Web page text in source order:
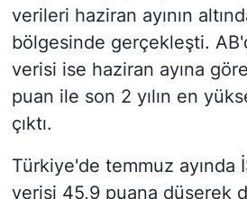
verileri haziran ayının
bölgesinde gerçekleşti.
verisi ise haziran ayına
puan ile son 2 yılın en
çıktı.
Türkiye'de temmuz ayında
verisi 45,9 puana düşerek